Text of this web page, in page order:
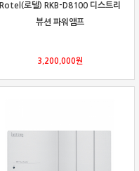
Rotel(로텔) RKB-D8100 디스트리
뷰션 파워앰프
3,200,000원